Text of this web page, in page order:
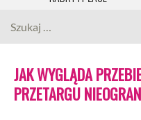
JAK WYGLĄDA
PRZETARGU